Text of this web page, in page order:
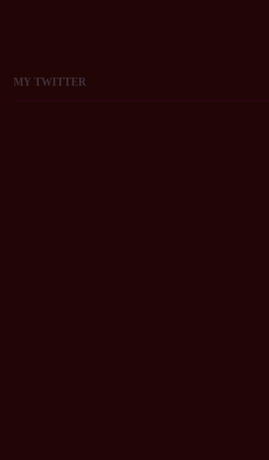
MY TWITTER